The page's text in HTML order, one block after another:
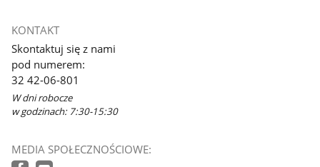
KONTAKT
Skontaktuj się z nami
pod numerem:
32 42-06-801
W dni robocze
w godzinach: 7:30-15:30
MEDIA SPOŁECZNOŚCIOWE: